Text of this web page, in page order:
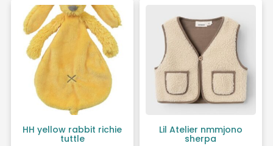
HH yellow rabbit richie
tuttle
Lil Atelier nmmjono
sherpa